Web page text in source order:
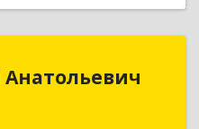
Анатольевич
Анатольевич
Вятские Поляны